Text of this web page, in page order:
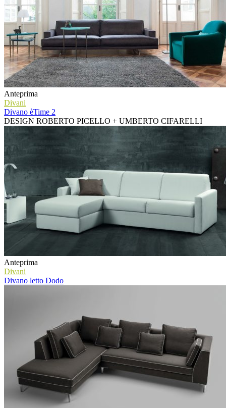
Anteprima
Divani
Divano èTime 2
DESIGN ROBERTO PICELLO + UMBERTO CIFARELLI
Anteprima
Divani
Divano letto Dodo